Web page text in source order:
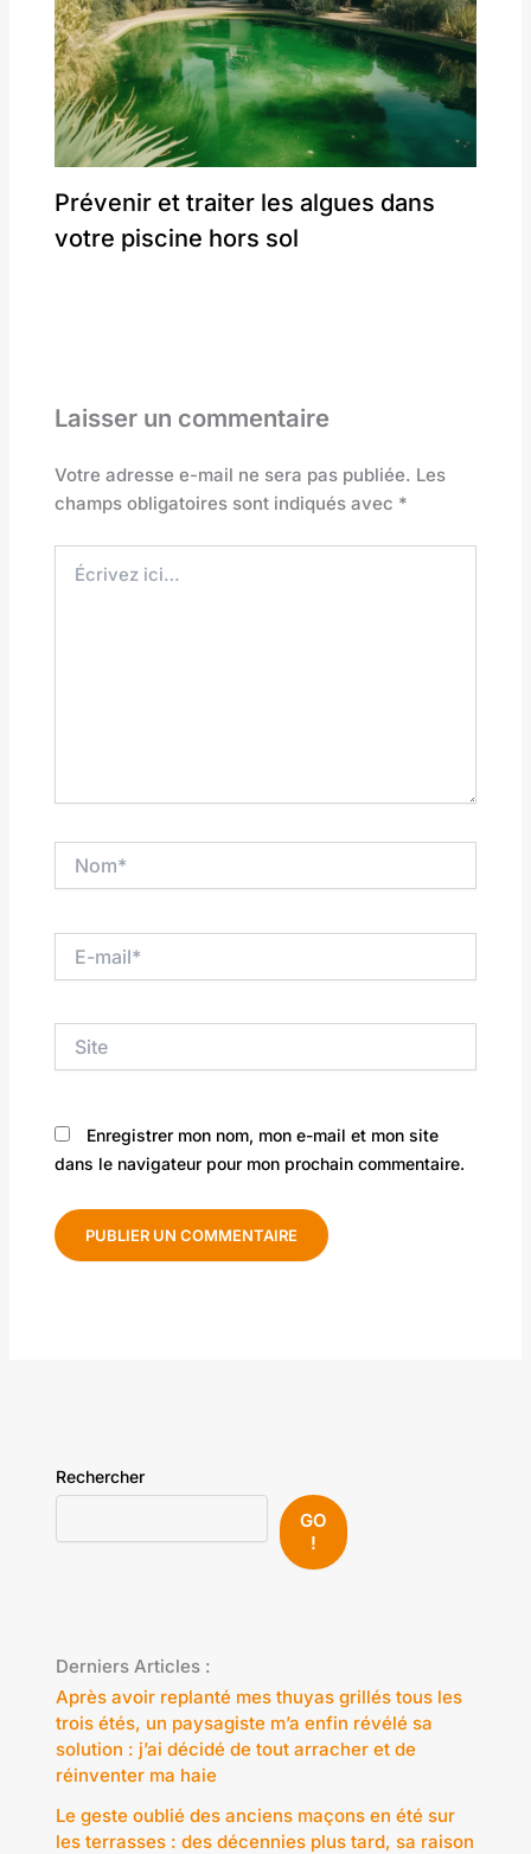
Prévenir et traiter les algues dans
votre piscine hors sol
Laisser un commentaire
Votre adresse e-mail ne sera pas publiée. Les
champs obligatoires sont indiqués avec *
ici…
mail*
Enregistrer mon nom, mon e-mail et mon site
dans le navigateur pour mon prochain commentaire.
Rechercher
GO
!
Derniers Articles :
Après avoir replanté mes thuyas grillés tous les
trois étés, un paysagiste m’a enfin révélé sa
solution : j’ai décidé de tout arracher et de
réinventer ma haie
Le geste oublié des anciens maçons en été sur
les terrasses : des décennies plus tard, sa raison